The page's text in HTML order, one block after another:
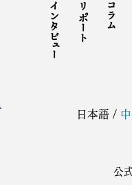
インタビュー リポート コラム
日本語/
公